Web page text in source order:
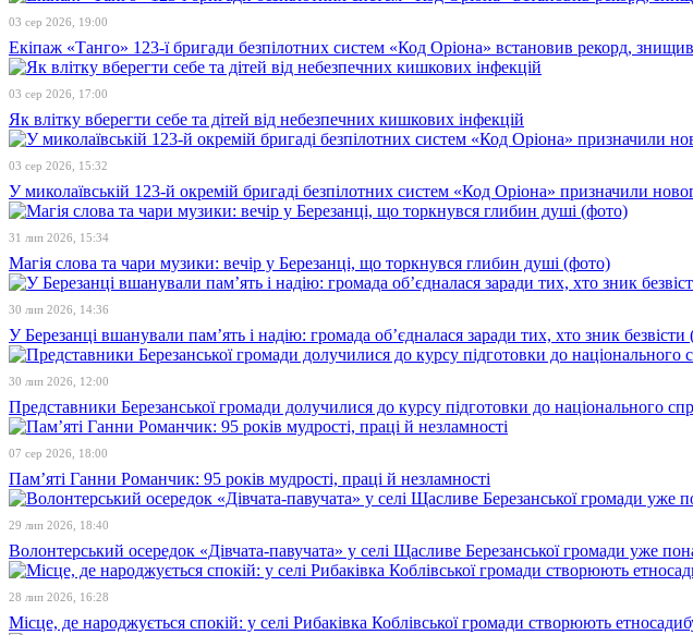
03 сер 2026, 19:00
Екіпаж «Танго» 123-ї бригади безпілотних систем «Код Оріона» встановив рекорд,
03 сер 2026, 17:00
Як влітку вберегти себе та дітей від небезпечних кишкових інфекцій
03 сер 2026, 15:32
У миколаївській 123-й окремій бригаді безпілотних систем «Код Оріона» призначили
31 лип 2026, 15:34
Магія слова та чари музики: вечір у Березанці, що торкнувся глибин душі (фото)
30 лип 2026, 14:36
У Березанці вшанували пам’ять і надію: громада об’єдналася заради тих, хто зник безвісти
30 лип 2026, 12:00
Представники Березанської громади долучилися до курсу підготовки до національного
07 сер 2026, 18:00
Пам’яті Ганни Романчик: 95 років мудрості, праці й незламності
29 лип 2026, 18:40
Волонтерський осередок «Дівчата-павучата» у селі Щасливе Березанської громади уже
28 лип 2026, 16:28
Місце, де народжується спокій: у селі Рибаківка Коблівської громади створюють